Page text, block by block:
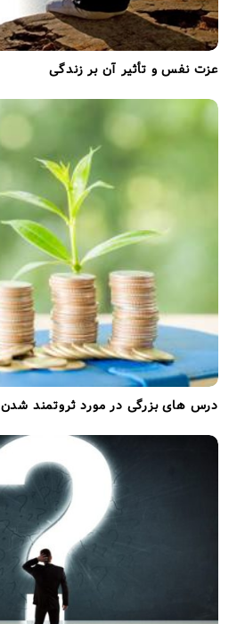
عزت نفس و تأثیر آن بر زندگی
درس های بزرگی در مورد ثروتمند شدن